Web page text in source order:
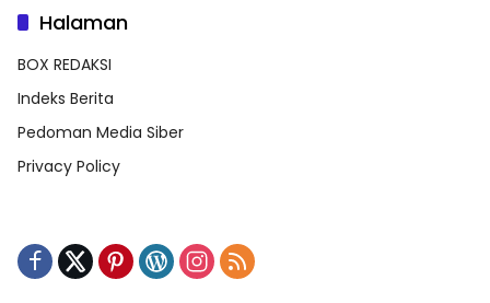
Halaman
BOX REDAKSI
Indeks Berita
Pedoman Media Siber
Privacy Policy